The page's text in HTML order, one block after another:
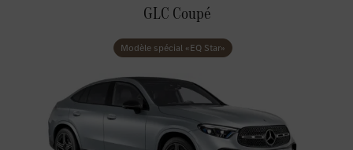
GLC Coupé
Modèle spécial «EQ Star»